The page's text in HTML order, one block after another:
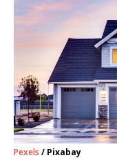
Pexels / Pixabay